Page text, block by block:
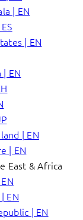
| EN
| EN
EN
| EN
| EN
East & Africa
EN
| EN